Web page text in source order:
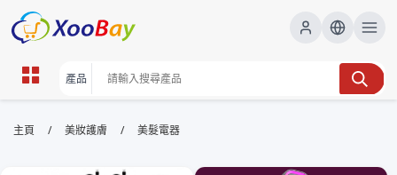
美髮電器 | XOOBAY B2B/B2C
主頁 / 美妝護膚 / 美髮電器